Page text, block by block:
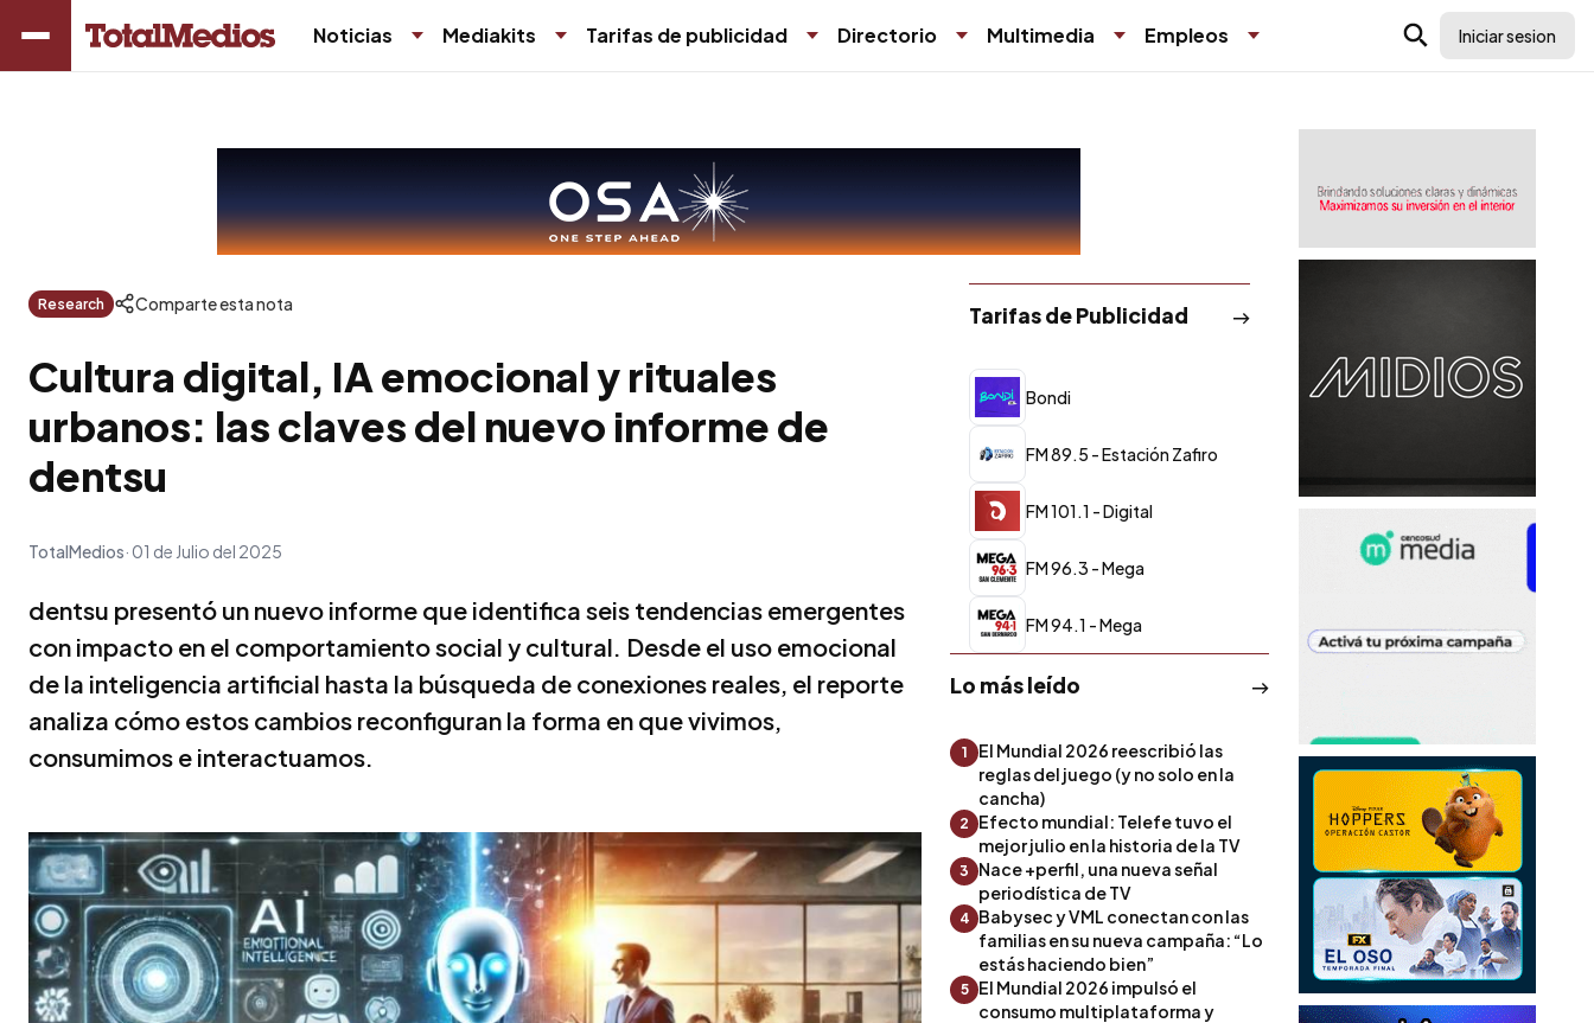
Noticias Mediakits Tarifas de publicidad Directorio Multimedia Empleos Iniciar sesion
Research Comparte esta nota
Cultura digital, IA emocional y rituales
urbanos: las claves del nuevo informe de
dentsu
TotalMedios 01 de Julio del 2025
dentsu presentó un nuevo informe que identifica seis tendencias emergentes
con impacto en el comportamiento social y cultural. Desde el uso emocional
de la inteligencia artificial hasta la búsqueda de conexiones reales, el reporte
analiza cómo estos cambios reconfiguran la forma en que vivimos,
consumimos e interactuamos.
Tarifas de Publicidad
Bondi
FM 89.5 - Estación Zafiro
FM 101.1 - Digital
FM 96.3 - Mega
FM 94.1 - Mega
Lo más leído
1
El Mundial 2026 reescribió las
reglas del juego (y no solo en la
cancha)
2
Efecto mundial: Telefe tuvo el
mejor julio en la historia de la TV
3
Nace +perfil, una nueva señal
periodística de TV
4 Babysec y VML conectan con las
familias en su nueva campaña: “Lo
estás haciendo bien”
5
El Mundial 2026 impulsó el
consumo multiplataforma y